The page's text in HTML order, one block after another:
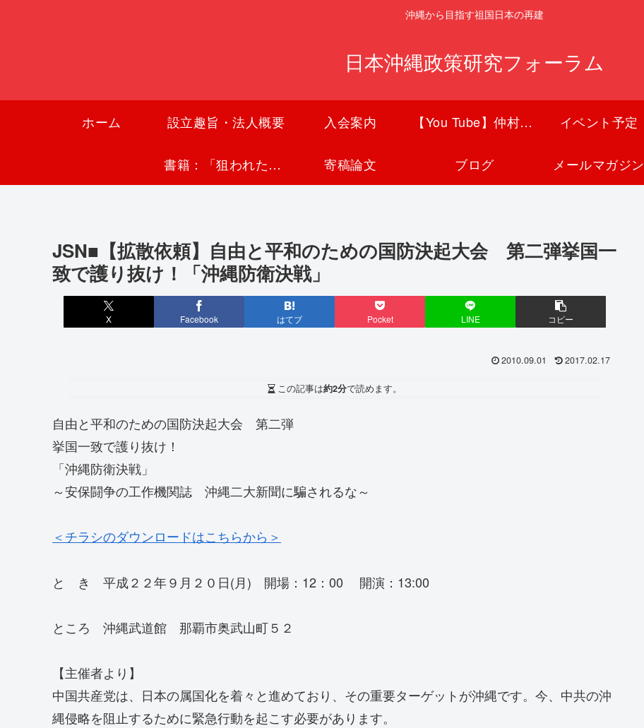
沖縄から目指す祖国日本の再建
日本沖縄政策研究フォーラム
ホーム 設立趣旨・法人概要 入会案内 【You Tube】仲村覚チャンネル イベント予定
書籍：「狙われた沖縄〜真実の沖縄史が日本を救う〜」 寄稿論文 ブログ メールマガジン
JSN■【拡散依頼】自由と平和のための国防決起大会 第二弾挙国一
致で護り抜け！「沖縄防衛決戦」
X Facebook はてブ Pocket LINE コピー
2010.09.01 2017.02.17
この記事は約2分で読めます。
自由と平和のための国防決起大会 第二弾
挙国一致で護り抜け！
「沖縄防衛決戦」
～安保闘争の工作機関誌 沖縄二大新聞に騙されるな～
＜チラシのダウンロードはこちらから＞
と き 平成２２年９月２０日(月) 開場：12：00 開演：13:00
ところ 沖縄武道館 那覇市奥武山町５２
【主催者より】
中国共産党は、日本の属国化を着々と進めており、その重要ターゲットが沖縄です。今、中共の沖
縄侵略を阻止するために緊急行動を起こす必要があります。